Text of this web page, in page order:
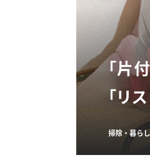
「片
「リ
掃除・暮らし